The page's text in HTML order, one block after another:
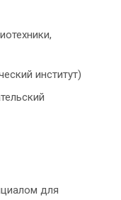
институт)
для